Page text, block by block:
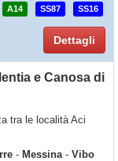
A14 SS87 SS16
Dettagli
e Canosa di
tra le località Aci
- Messina- Vibo